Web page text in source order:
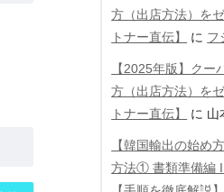
方（出店方法）を
トナー直伝】
に フ
【2025年版】ク
方（出店方法）を
トナー直伝】
に 山
【韓国輸出の始め
方法① 書類準備編